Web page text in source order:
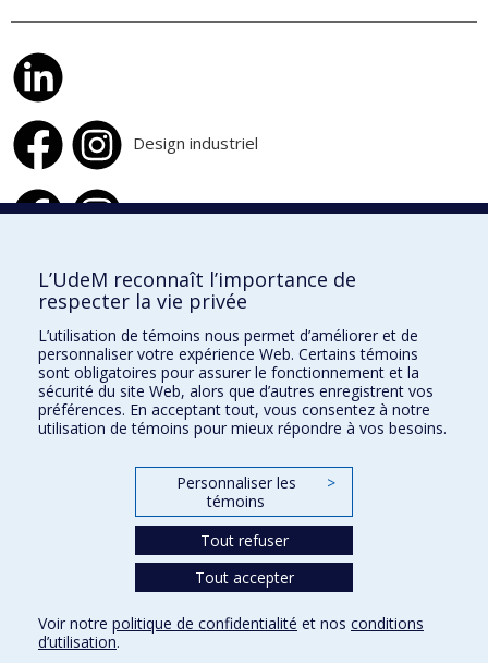
Design industriel
Design d'intérieur
École de design
École d'architecture
École d'urbanisme et d'architecture de paysage
Conditions d’utilisation
L’UdeM reconnaît l’importance de
respecter la vie privée
L’utilisation de témoins nous permet d’améliorer et de
personnaliser votre expérience Web. Certains témoins
sont obligatoires pour assurer le fonctionnement et la
sécurité du site Web, alors que d’autres enregistrent vos
préférences. En acceptant tout, vous consentez à notre
utilisation de témoins pour mieux répondre à vos besoins.
Personnaliser les
témoins
>
Tout refuser
Tout accepter
Voir notre politique de confidentialité et nos conditions
d’utilisation.